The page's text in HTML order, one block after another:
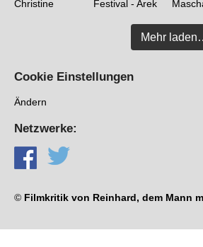
Mehr
Cookie Einstellungen
Ändern
Netzwerke:
© Filmkritik von Reinhard, dem Mann